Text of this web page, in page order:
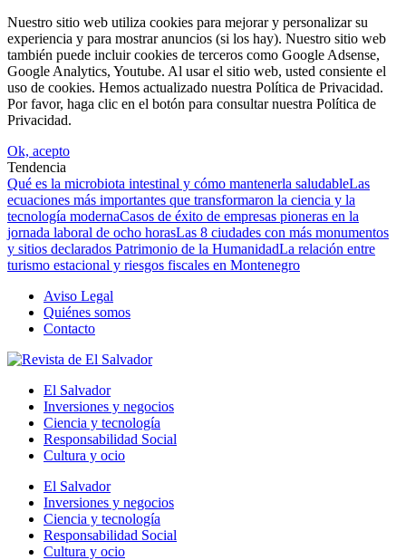
Nuestro sitio web utiliza cookies para mejorar y personalizar su
experiencia y para mostrar anuncios (si los hay). Nuestro sitio web
también puede incluir cookies de terceros como Google Adsense,
Google Analytics, Youtube. Al usar el sitio web, usted consiente el
uso de cookies. Hemos actualizado nuestra Política de Privacidad.
Por favor, haga clic en el botón para consultar nuestra Política de
Privacidad.
Ok, acepto
Tendencia
Qué es la microbiota intestinal y cómo mantenerla saludableLas
ecuaciones más importantes que transformaron la ciencia y la
tecnología modernaCasos de éxito de empresas pioneras en la
jornada laboral de ocho horasLas 8 ciudades con más monumentos
y sitios declarados Patrimonio de la HumanidadLa relación entre
turismo estacional y riesgos fiscales en Montenegro
Aviso Legal
Quiénes somos
Contacto
El Salvador
Inversiones y negocios
Ciencia y tecnología
Responsabilidad Social
Cultura y ocio
El Salvador
Inversiones y negocios
Ciencia y tecnología
Responsabilidad Social
Cultura y ocio